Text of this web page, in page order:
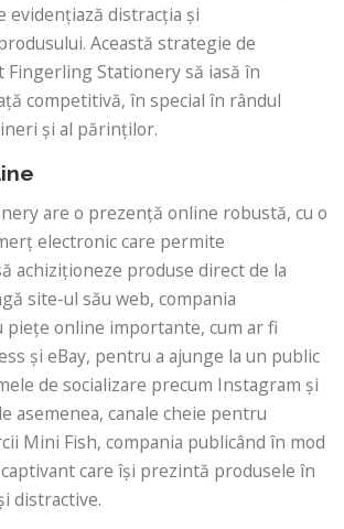
evidențiază distracția și
Această strategie de
Fingerling Stationery să iasă în
competitivă, în special în rândul
și al părinților.
are o prezență online robustă, cu o
electronic care permite
achiziționeze produse direct de la
site-ul său web, compania
piețe online importante, cum ar fi
și eBay, pentru a ajunge la un public
de socializare precum Instagram și
asemenea, canale cheie pentru
Mini Fish, compania publicând în mod
care își prezintă produsele în
distractive.